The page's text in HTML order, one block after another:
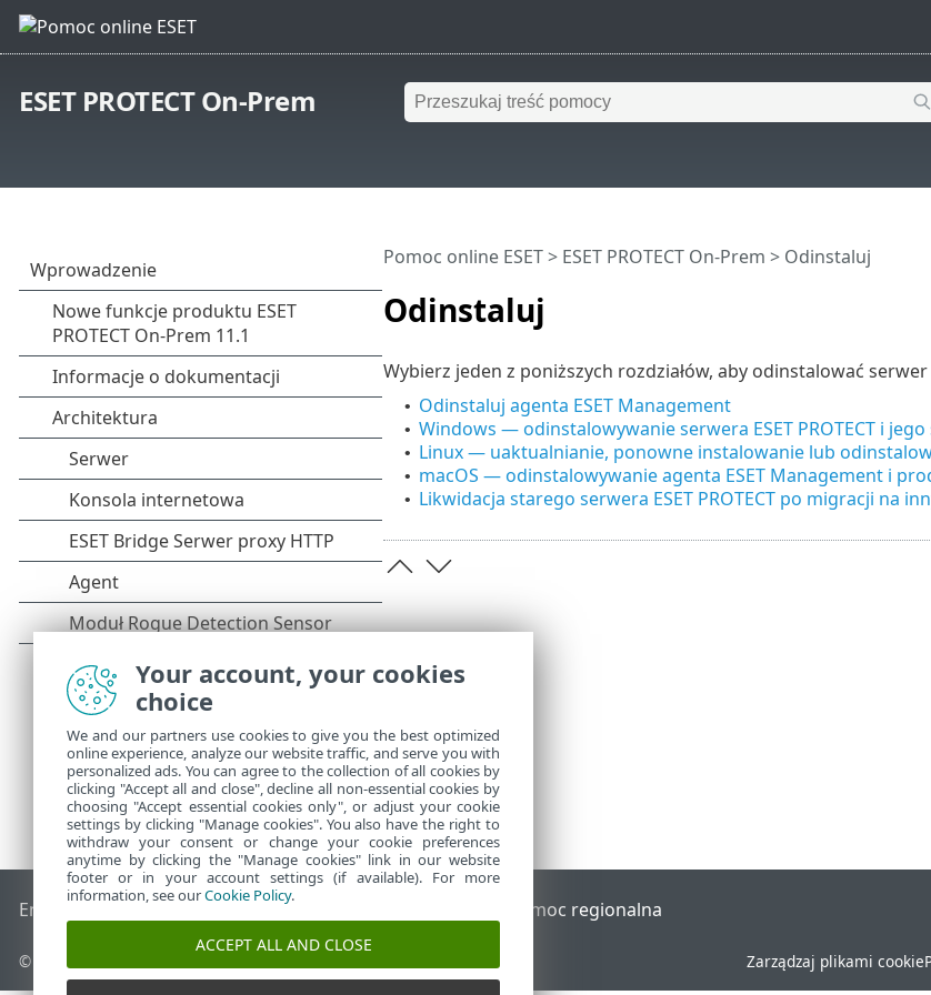
ESET PROTECT On-Prem
Odinstaluj
Pomoc online ESET> ESET PROTECT On-Prem > Odinstaluj
Wybierz jeden z poniższych rozdziałów, aby odinstalować serwer
• Odinstaluj agenta ESET Management
• Windows — odinstalowywanie serwera ESET PROTECT i jego
• Linux — uaktualnianie, ponowne instalowanie lub
• macOS — odinstalowywanie agenta ESET Management i
• Likwidacja starego serwera ESET PROTECT po migracji na
End of Life Baza wiedzy ESET Forum ESET Pomoc regionalna
© 1992 - 2026 ESET, spol. s r.o. – Wszelkie prawa zastrzeżone. Zarządzaj plikami cookie
Your account, your cookies
choice
We and our partners use cookies to give you the best optimized
online experience, analyze our website traffic, and serve you with
personalized ads. You can agree to the collection of all cookies by
clicking "Accept all and close", decline all non-essential cookies by
choosing "Accept essential cookies only", or adjust your cookie
settings by clicking "Manage cookies". You also have the right to
withdraw your consent or change your cookie preferences
anytime by clicking the "Manage cookies" link in our website
footer or in your account settings (if available). For more
information, see ourCookie Policy.
ACCEPT ALL AND CLOSE